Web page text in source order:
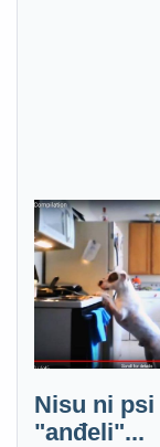
Nisu ni psi
"anđeli"...